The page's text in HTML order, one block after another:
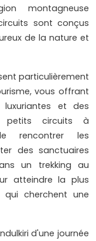
montagneuse
sont conçus
de la nature et
particulièrement
vous offrant
et des
petits circuits à
rencontrer les
des sanctuaires
un trekking au
atteindre la plus
cherchent une
d'une journée